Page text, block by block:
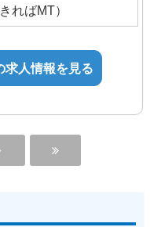
ればMT）
求人情報を見る